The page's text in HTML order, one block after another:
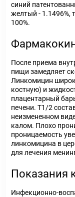
синий
желтый - 1.1496%,
100%.
После приема
пищи замедляет
Линкомицин
костную) и
плацентарный
печени. T1/2
неизмененном
калом. Плохо
проницаемость
линкомицина в
для лечения
Показания
Инфекционно-